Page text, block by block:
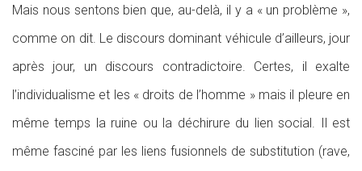
Mais nous sentons bien que, au-delà, il y a « un problème »,
comme on dit. Le discours dominant véhicule d’ailleurs, jour
après jour, un discours contradictoire. Certes, il exalte
l’individualisme et les « droits de l’homme » mais il pleure en
même temps la ruine ou la déchirure du lien social. Il est
même fasciné par les liens fusionnels de substitution (rave,